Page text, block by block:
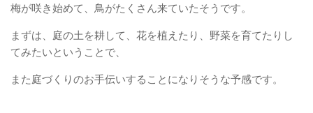
梅が咲き始めて、鳥がたくさん来ていたそうです。
まずは、庭の土を耕して、花を植えたり、野菜を育てたりし
てみたいということで、
また庭づくりのお手伝いすることになりそうな予感です。